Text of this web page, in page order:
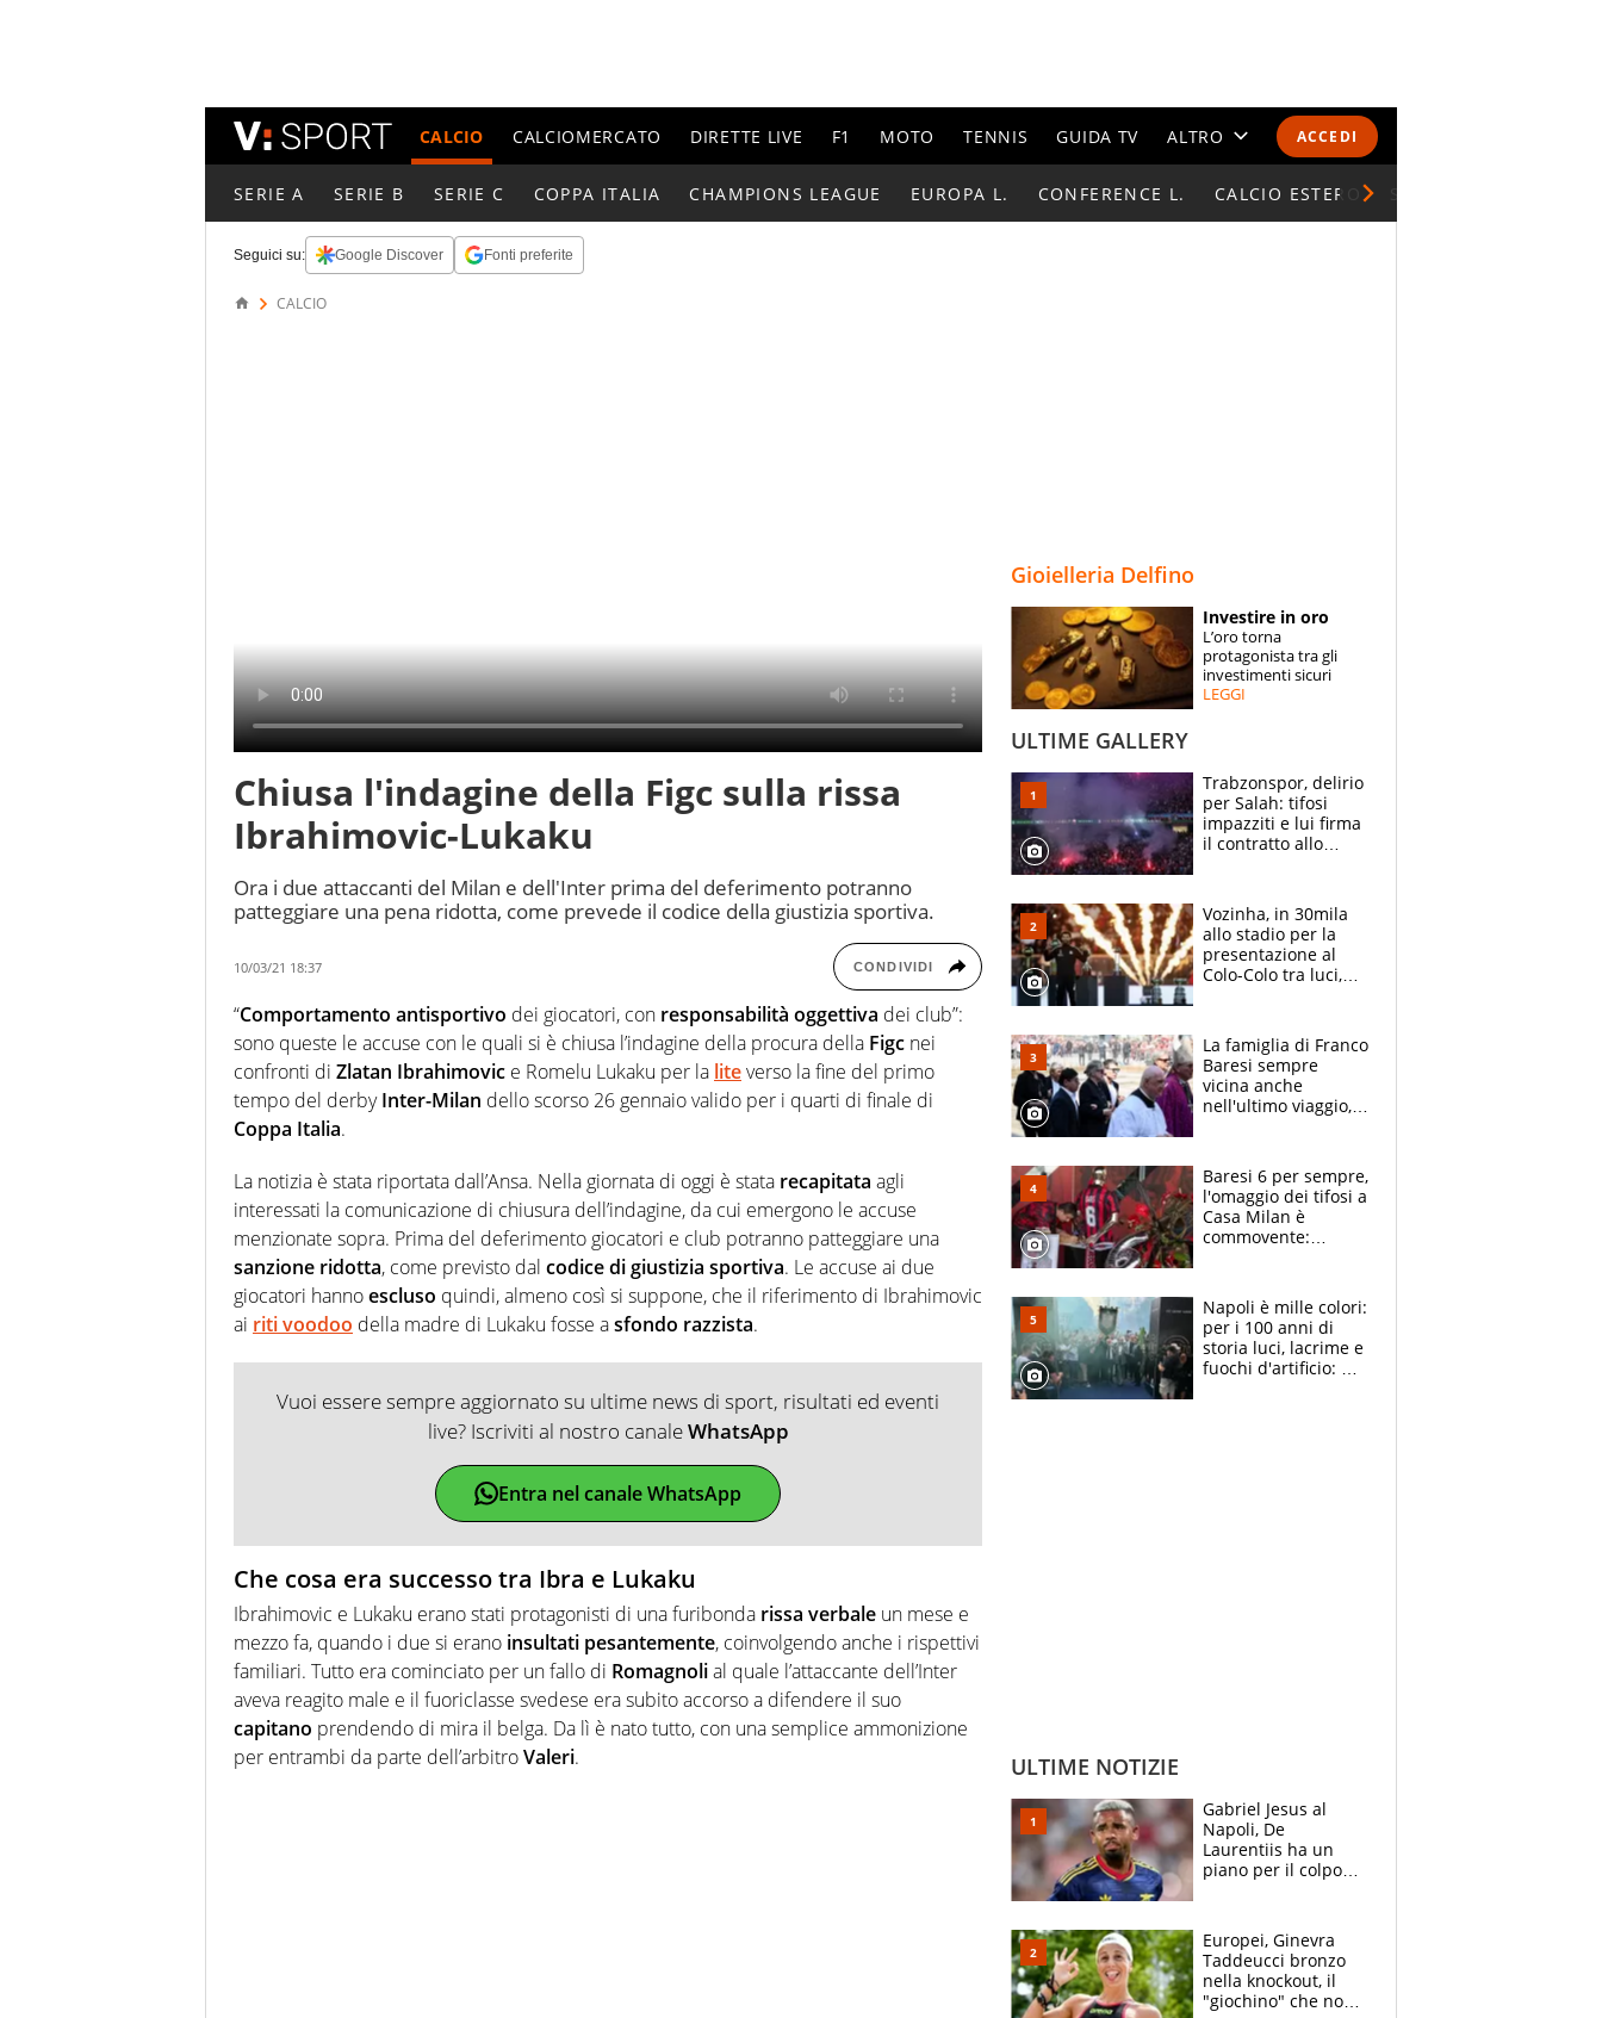
ACCEDI
CALCIO CALCIOMERCATO DIRETTE LIVE F1 MOTO TENNIS GUIDA TV ALTRO
CALENDARI E CLASSIFICHE
ESPERTI
CONTATTI
SERIE A SERIE B SERIE C COPPA ITALIA CHAMPIONS LEAGUE EUROPA L. CONFERENCE L. CALCIO ESTERO
Seguici su: Google Discover Fonti preferite
CALCIO
Chiusa l'indagine della Figc sulla rissa
Ibrahimovic-Lukaku
Ora i due attaccanti del Milan e dell'Inter prima del deferimento potranno
patteggiare una pena ridotta, come prevede il codice della giustizia sportiva.
10/03/21 18:37 CONDIVIDI
“Comportamento antisportivo dei giocatori, con responsabilità oggettiva dei club”:
sono queste le accuse con le quali si è chiusa l’indagine della procura della Figc nei
confronti di Zlatan Ibrahimovic e Romelu Lukaku per la liteverso la fine del primo
tempo del derbyInter-Milan dello scorso 26 gennaio valido per i quarti di finale di
Coppa Italia.
La notizia è stata riportata dall’Ansa. Nella giornata di oggi è stata recapitata agli
interessati la comunicazione di chiusura dell’indagine, da cui emergono le accuse
menzionate sopra. Prima del deferimento giocatori e club potranno patteggiare una
sanzione ridotta, come previsto dal codice di giustizia sportiva. Le accuse ai due
giocatori hannoescluso quindi, almeno così si suppone, che il riferimento di Ibrahimovic
ai riti voodoo della madre di Lukaku fosse asfondo razzista.
Vuoi essere sempre aggiornato su ultime news di sport, risultati ed eventi
live? Iscriviti al nostro canaleWhatsApp
Entra nel canale WhatsApp
Che cosa era successo tra Ibra e Lukaku
Ibrahimovic e Lukaku erano stati protagonisti di una furibonda rissa verbale un mese e
mezzo fa, quando i due si erano insultati pesantemente, coinvolgendo anche i rispettivi
familiari. Tutto era cominciato per un fallo di Romagnolial quale l’attaccante dell’Inter
aveva reagito male e il fuoriclasse svedese era subito accorso a difendere il suo
capitano prendendo di mira il belga. Da lì è nato tutto, con una semplice ammonizione
per entrambi da parte dell’arbitroValeri.
Gioielleria Delfino
Investire in oro
L’oro torna
protagonista tra gli
investimenti sicuri
LEGGI
ULTIME GALLERY
Trabzonspor, delirio
per Salah: tifosi
impazziti e lui firma
il contratto allo
Vozinha, in 30mila
allo stadio per la
presentazione al
Colo-Colo tra luci,
La famiglia di Franco
Baresi sempre
vicina anche
nell'ultimo viaggio,
circondati
dall'affetto dei tifosi
Baresi 6 per sempre,
l'omaggio dei tifosi a
Casa Milan è
commovente:
bigliettini
Napoli è mille colori:
per i 100 anni di
storia luci, lacrime e
fuochi d'artificio: De
ULTIME NOTIZIE
Gabriel Jesus al
Napoli, De
Laurentiis ha un
piano per il colpo
Lucca
Europei, Ginevra
Taddeucci bronzo
nella knockout, il
"giochino" che non